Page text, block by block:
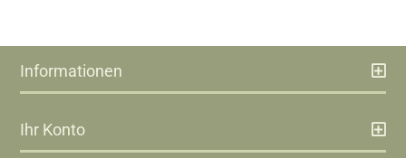
Informationen
Ihr Konto